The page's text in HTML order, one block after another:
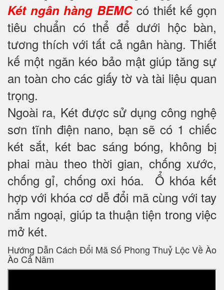
Két ngân hàng BEMC có thiết kế gọn
tiêu chuẩn có thể để dưới hộc bàn,
tương thích với tất cả ngân hàng. Thiết
kế một ngăn kéo bảo mật giúp tăng sự
an toàn cho các giấy tờ và tài liệu quan
trọng.
Ngoài ra, Két được sử dụng công nghệ
sơn tĩnh điện nano, bạn sẽ có 1 chiếc
két sắt, két bac sáng bóng, không bị
phai màu theo thời gian, chống xước,
chống gỉ, chống oxi hóa. Ổ khóa kết
hợp với khóa cơ dễ đổi mã cùng với tay
nắm ngoại, giúp ta thuận tiện trong việc
mở két.
Hướng Dẫn Cách Đổi Mã Số Phong Thuỷ Lộc Về Ào
Ào Cả Năm